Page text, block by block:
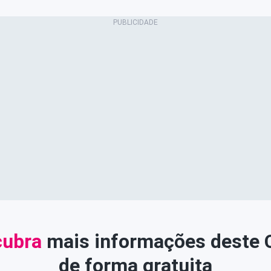
mais informações deste
de forma gratuita